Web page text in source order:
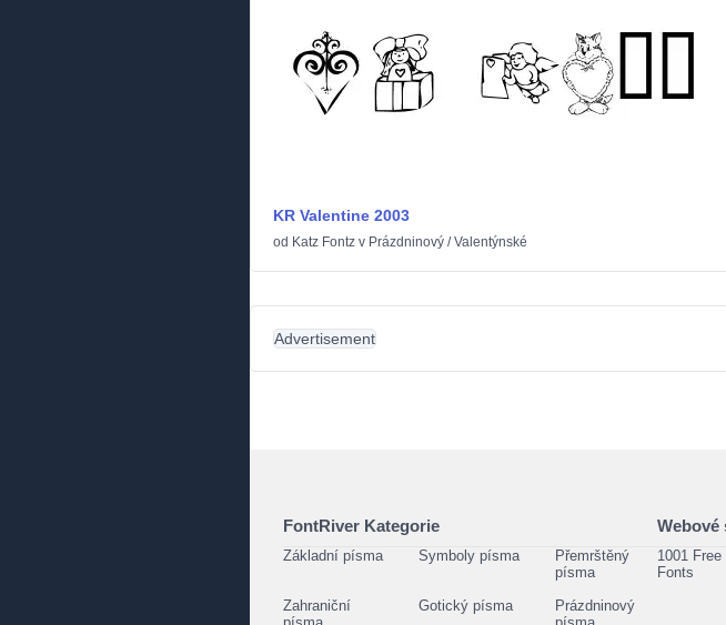
KR Valentine 2003
od Katz Fontz v Prázdninový /Valentýnské
Advertisement
FontRiver Kategorie
Základní písma Symboly písma
Přemrštěný
písma
Zahraniční
Gotický písma
Prázdninový
Webové
1001 Free
Fonts